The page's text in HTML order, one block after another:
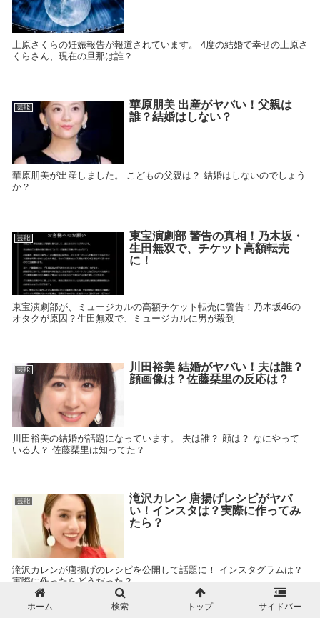
上原さくらの妊娠報告が報道されています。 4度の結婚で幸せの上原さ
くらさん、現在の旦那は誰？
芸能
華原朋美 出産がヤバい！父親は
誰？結婚はしない？
華原朋美が出産しました。 こどもの父親は？ 結婚はしないのでしょう
か？
芸能
東宝演劇部 警告の真相！乃木坂・
生田無双で、チケット高額転売
に！
東宝演劇部が、ミュージカルの高額チケット転売に警告！乃木坂46の
オタクが原因？生田無双で、ミュージカルに男が殺到
芸能
川田裕美 結婚がヤバい！夫は誰？
顔画像は？佐藤栞里の反応は？
川田裕美の結婚が話題になっています。 夫は誰？ 顔は？ なにやって
いる人？ 佐藤栞里は知ってた？
芸能
滝沢カレン 唐揚げレシピがヤバ
い！インスタは？実際に作ってみ
たら？
滝沢カレンが唐揚げのレシピを公開して話題に！ インスタグラムは？
実際に作ったらどうだった？
ホーム 検索 トップ サイドバー